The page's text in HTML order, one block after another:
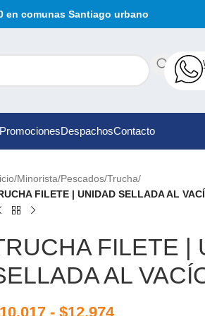
en comunas Santiago urbano
DespachosContacto
/Minorista/Pescados/Trucha/
FILETE | UNIDAD SELLADA AL
FILETE |
AL
- $12.974